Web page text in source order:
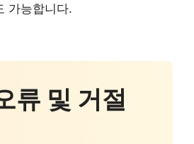
가능합니다.
및 거절